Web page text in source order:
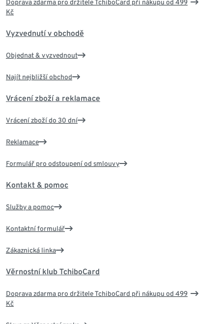
Doprava zdarma pro držitele TchiboCard při nákupu od 499
Kč
Vyzvednutí v obchodě
Objednat & vyzvednout
Najít nejbližší obchod
Vrácení zboží a reklamace
Vrácení zboží do 30 dní
Reklamace
Formulář pro odstoupení od smlouvy
Kontakt & pomoc
Služby a pomoc
Kontaktní formulář
Zákaznická linka
Věrnostní klub TchiboCard
Doprava zdarma pro držitele TchiboCard při nákupu od 499
Kč